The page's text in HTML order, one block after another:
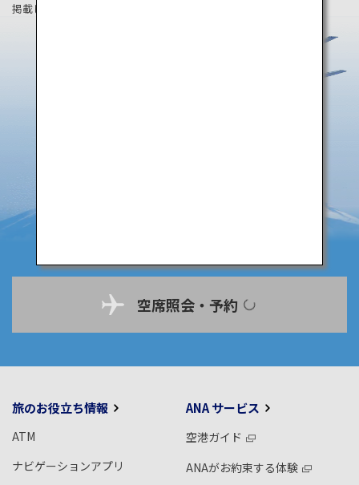
掲載している情報は2019年8月時点の情報です。
空席照会・予約
旅のお役立ち情報
ATM
ナビゲーションアプリ
ANA サービス
空港ガイド
ANAがお約束する体験